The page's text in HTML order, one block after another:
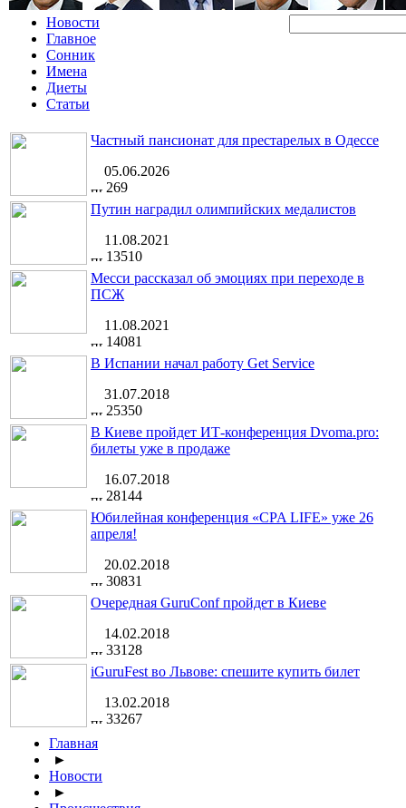
Новости
Главное
Сонник
Имена
Диеты
Статьи
Частный пансионат для престарелых в Одессе
05.06.2026
269
Путин наградил олимпийских медалистов
11.08.2021
13510
Месси рассказал об эмоциях при переходе в
ПСЖ
11.08.2021
14081
В Испании начал работу Get Service
31.07.2018
25350
В Киеве пройдет ИТ-конференция Dvoma.pro:
билеты уже в продаже
16.07.2018
28144
Юбилейная конференция «CPA LIFE» уже 26
апреля!
20.02.2018
30831
Очередная GuruConf пройдет в Киеве
14.02.2018
33128
iGuruFest во Львове: спешите купить билет
13.02.2018
33267
Главная
►
Новости
►